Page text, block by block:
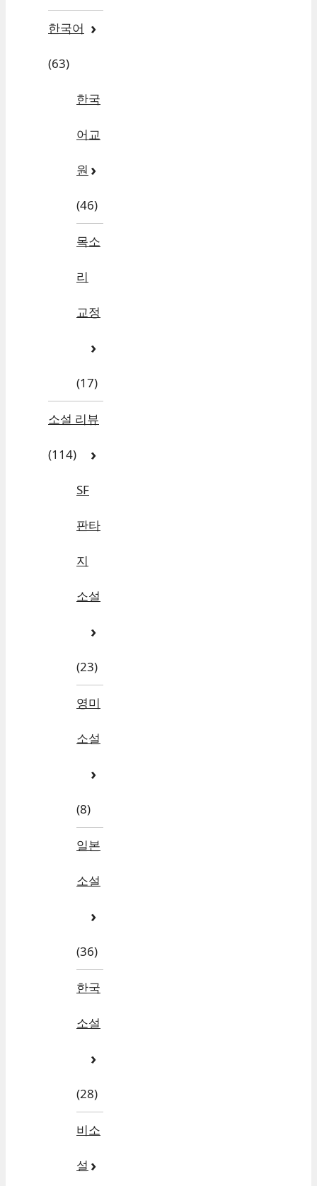
한국어
(63)
한국
어교
원
(46)
목소
리
교정
(17)
소설 리뷰
(114)
SF
판타
지
소설
(23)
영미
소설
(8)
일본
소설
(36)
한국
소설
(28)
비소
설